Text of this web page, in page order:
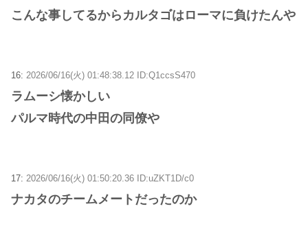
こんな事してるからカルタゴはローマに負けたんや
16: 2026/06/16(火) 01:48:38.12 ID:Q1ccsS470
ラムーシ懐かしい
パルマ時代の中田の同僚や
17: 2026/06/16(火) 01:50:20.36 ID:uZKT1D/c0
ナカタのチームメートだったのか